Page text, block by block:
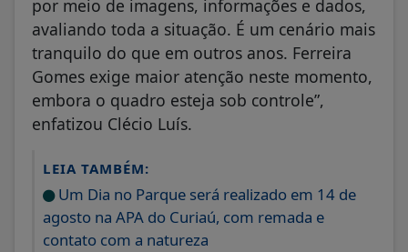
por meio de imagens, informações e dados,
avaliando toda a situação. É um cenário mais
tranquilo do que em outros anos. Ferreira
Gomes exige maior atenção neste momento,
embora o quadro esteja sob controle”,
enfatizou Clécio Luís.
LEIA TAMBÉM:
Um Dia no Parque será realizado em 14 de
agosto na APA do Curiaú, com remada e
contato com a natureza